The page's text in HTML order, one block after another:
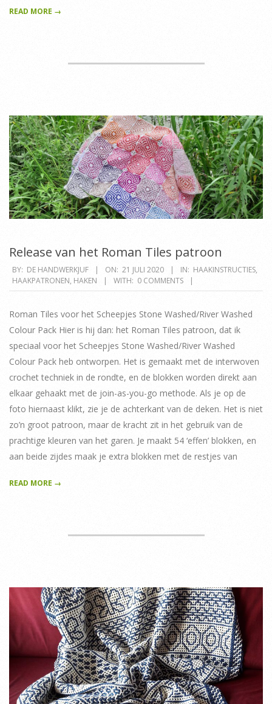
READ MORE →
Release van het Roman Tiles patroon
2020-
07-
BY: DE HANDWERKJUF ON: 21 JULI 2020 IN: HAAKINSTRUCTIES,
HAAKPATRONEN, HAKEN WITH: 0 COMMENTS
Roman Tiles voor het Scheepjes Stone Washed/River Washed
Colour Pack Hier is hij dan: het Roman Tiles patroon, dat ik
speciaal voor het Scheepjes Stone Washed/River Washed
Colour Pack heb ontworpen. Het is gemaakt met de interwoven
crochet techniek in de rondte, en de blokken worden direkt aan
elkaar gehaakt met de join-as-you-go methode. Als je op de
foto hiernaast klikt, zie je de achterkant van de deken. Het is niet
zo’n groot patroon, maar de kracht zit in het gebruik van de
prachtige kleuren van het garen. Je maakt 54 ‘effen’ blokken, en
aan beide zijdes maak je extra blokken met de restjes van
READ MORE →